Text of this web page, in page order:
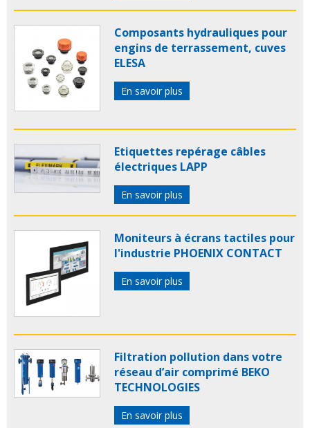
Composants hydrauliques pour
engins de terrassement, cuves
ELESA
En savoir plus
Etiquettes repérage câbles
électriques LAPP
En savoir plus
Moniteurs à écrans tactiles pour
l'industrie PHOENIX CONTACT
En savoir plus
Filtration pollution dans votre
réseau d’air comprimé BEKO
TECHNOLOGIES
En savoir plus